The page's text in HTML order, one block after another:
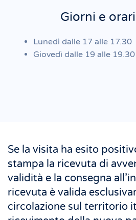
Giorni e
Lunedì dalle 17 alle 17.30
Giovedì dalle 19 alle 19.30
Se la visita ha esito
stampa la ricevuta di
validità e la consegna
ricevuta è valida
circolazione sul territorio